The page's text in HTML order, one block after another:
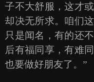
子不大舒服，这才
却决无所求。咱们
只是闻名，有的还
后有福同享，有难
也要做好朋友了。”